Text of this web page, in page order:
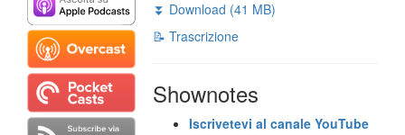
⏬ Download (41 MB)
📝 Trascrizione
Shownotes
Iscrivetevi al canale YouTube